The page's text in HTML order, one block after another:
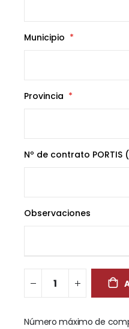
Municipio
Provincia
Nº de contrato PORTIS
Observaciones
Número máximo de